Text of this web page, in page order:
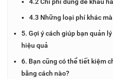
4.3 Những loại phí khác
5. Gợi ý cách giúp bạn quản
hiệu quả
6. Bạn cũng có thể tiết kiệm
bằng cách nào?